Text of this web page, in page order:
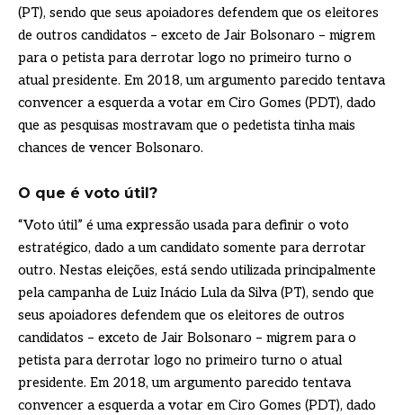
(PT), sendo que seus apoiadores defendem que os eleitores
de outros candidatos – exceto de Jair Bolsonaro – migrem
para o petista para derrotar logo no primeiro turno o
atual presidente. Em 2018, um argumento parecido tentava
convencer a esquerda a votar em Ciro Gomes (PDT), dado
que as pesquisas mostravam que o pedetista tinha mais
chances de vencer Bolsonaro.
O que é voto útil?
“Voto útil” é uma expressão usada para definir o voto
estratégico, dado a um candidato somente para derrotar
outro. Nestas eleições, está sendo utilizada principalmente
pela campanha de Luiz Inácio Lula da Silva (PT), sendo que
seus apoiadores defendem que os eleitores de outros
candidatos – exceto de Jair Bolsonaro – migrem para o
petista para derrotar logo no primeiro turno o atual
presidente. Em 2018, um argumento parecido tentava
convencer a esquerda a votar em Ciro Gomes (PDT), dado